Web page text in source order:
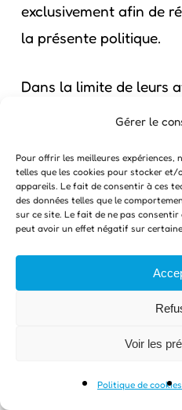
Gérer le
Pour offrir les meilleures expériences,
telles que les cookies pour stocker
appareils. Le fait de consentir à ces
des données telles que le
sur ce site. Le fait de ne pas
peut avoir un effet négatif sur
Voir les
Politique de cookies
exclusivement afin de
la présente politique.
Dans la limite de leurs
et pour les finalités
accès aux données
principalement les
7.5 Types de
les données suivantes